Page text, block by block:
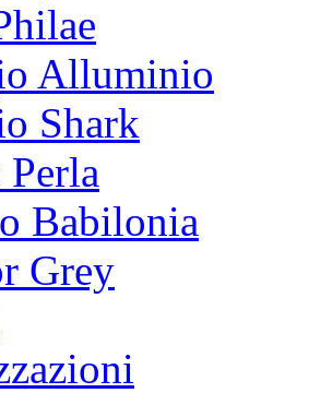
Alluminio
Shark
Babilonia
Grey